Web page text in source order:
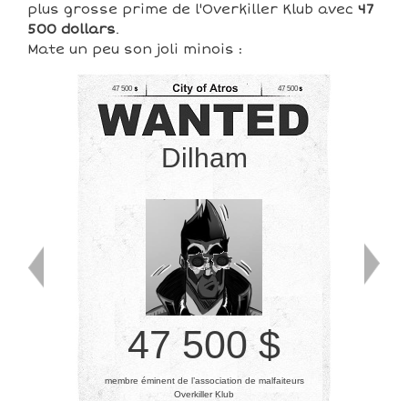
plus grosse prime de l'Overkiller Klub avec 47
500 dollars.
Mate un peu son joli minois :
47 500
Dilham
47 500
47 500 $
membre éminent de l’association de malfaiteurs
Overkiller Klub